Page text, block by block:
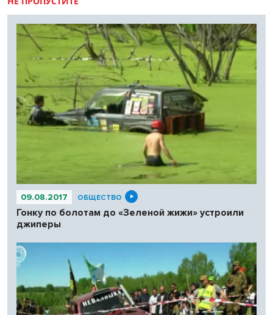
09.08.2017 ОБЩЕСТВО
Гонку по болотам до «Зеленой жижи» устроили
джиперы